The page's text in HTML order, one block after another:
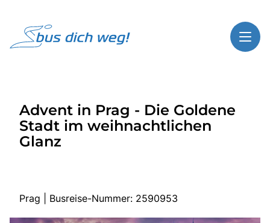
Highlights
Service
Advent in Prag - Die Goldene
Stadt im weihnachtlichen
Glanz
Prag | Busreise-Nummer: 2590953